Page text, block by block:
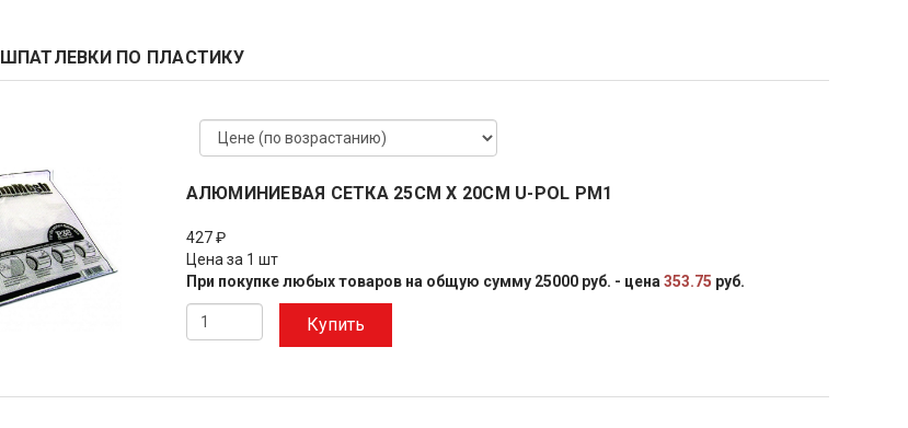
ШПАТЛЕВКИ ПО ПЛАСТИКУ
АЛЮМИНИЕВАЯ СЕТКА 25СМ Х 20СМ U-POL РМ1
427 ₽
Цена за 1 шт
При покупке любых товаров на общую сумму 25000 руб. - цена 353.75 руб.
Купить